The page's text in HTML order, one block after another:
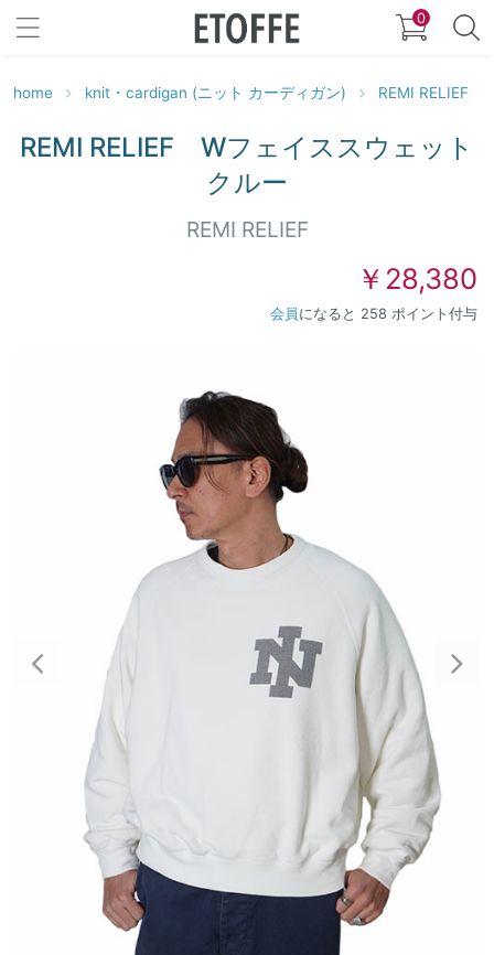
0
home knit・cardigan (ニット カーディガン) REMI RELIEF
REMI RELIEF Wフェイススウェット
クルー
REMI RELIEF
￥28,380
会員 になると 258 ポイント付与
Previous Next